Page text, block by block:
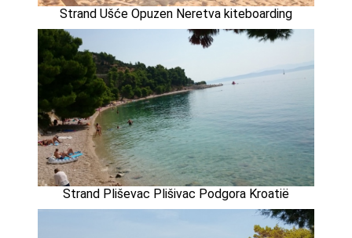
Strand Ušće Opuzen Neretva kiteboarding
Strand Pliševac Plišivac Podgora Kroatië